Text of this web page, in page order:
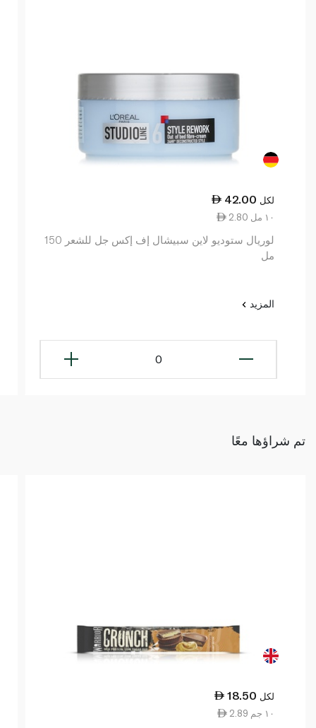
42.00 لكل
2.80 ١٠ مل
لوريال ستوديو لاين سبيشال إف إكس جل للشعر 150
مل
المزيد
0
تم شراؤها معًا
18.50 لكل
2.89 ١٠ جم